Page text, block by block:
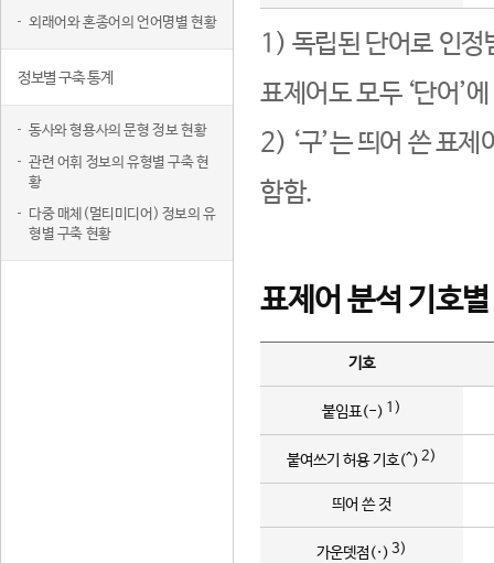
외래어와 혼종어의 언어명별 현황
정보별 구축 통계
동사와 형용사의 문형 정보 현황
관련 어휘 정보의 유형별 구축 현
황
다중 매체(멀티미디어) 정보의 유
형별 구축 현황
1) 독립된 단어로 인정
표제어도 모두 ‘단어’
2) ‘구’는 띄어 쓴 표
함함.
표제어 분석 기호
기호
붙임표(-) 1)
붙여쓰기 허용 기호(^) 2)
띄어 쓴 것
가운뎃점(·) 3)